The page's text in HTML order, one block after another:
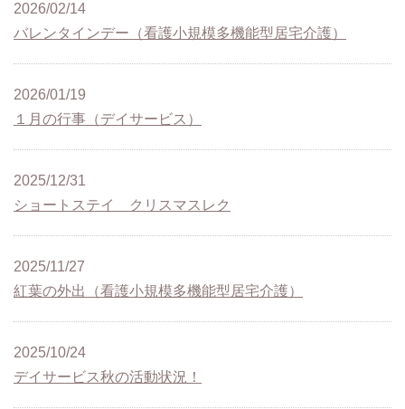
2026/02/14
バレンタインデー（看護小規模多機能型居宅介護）
2026/01/19
１月の行事（デイサービス）
2025/12/31
ショートステイ クリスマスレク
2025/11/27
紅葉の外出（看護小規模多機能型居宅介護）
2025/10/24
デイサービス秋の活動状況！